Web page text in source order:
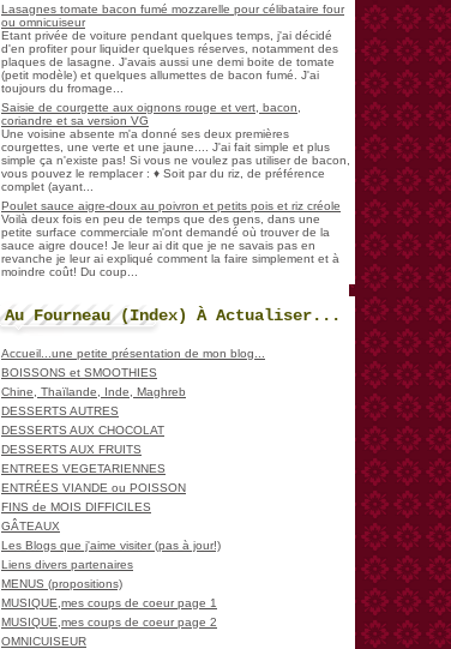
Lasagnes tomate bacon fumé mozzarelle pour célibataire four
ou omnicuiseur
Etant privée de voiture pendant quelques temps, j'ai décidé
d'en profiter pour liquider quelques réserves, notamment des
plaques de lasagne. J'avais aussi une demi boite de tomate
(petit modèle) et quelques allumettes de bacon fumé. J'ai
toujours du fromage...
Saisie de courgette aux oignons rouge et vert, bacon,
coriandre et sa version VG
Une voisine absente m'a donné ses deux premières
courgettes, une verte et une jaune.... J'ai fait simple et plus
simple ça n'existe pas! Si vous ne voulez pas utiliser de bacon,
vous pouvez le remplacer : ♦ Soit par du riz, de préférence
complet (ayant...
Poulet sauce aigre-doux au poivron et petits pois et riz créole
Voilà deux fois en peu de temps que des gens, dans une
petite surface commerciale m'ont demandé où trouver de la
sauce aigre douce! Je leur ai dit que je ne savais pas en
revanche je leur ai expliqué comment la faire simplement et à
moindre coût! Du coup...
Au Fourneau (Index) À Actualiser...
Accueil...une petite présentation de mon blog...
BOISSONS et SMOOTHIES
Chine, Thaïlande, Inde, Maghreb
DESSERTS AUTRES
DESSERTS AUX CHOCOLAT
DESSERTS AUX FRUITS
ENTREES VEGETARIENNES
ENTRÉES VIANDE ou POISSON
FINS de MOIS DIFFICILES
GÂTEAUX
Les Blogs que j'aime visiter (pas à jour!)
Liens divers partenaires
MENUS (propositions)
MUSIQUE,mes coups de coeur page 1
MUSIQUE,mes coups de coeur page 2
OMNICUISEUR